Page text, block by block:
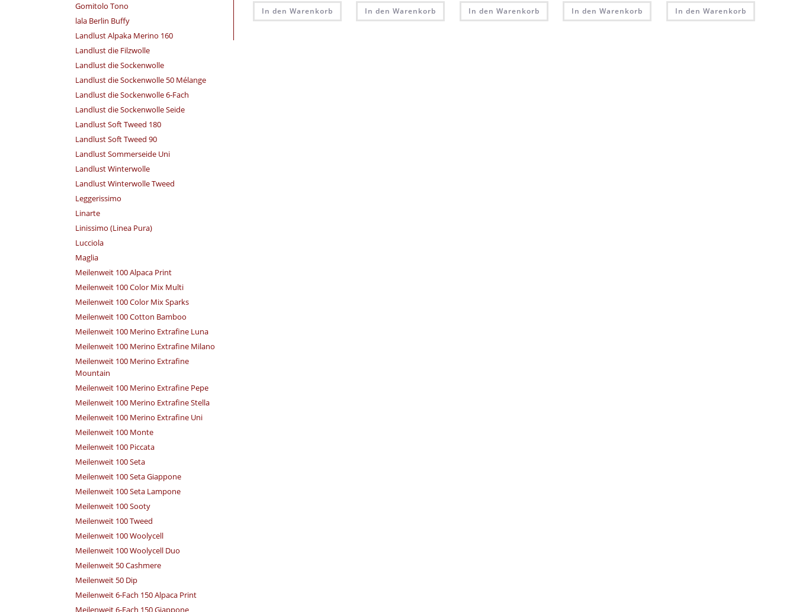
In den Warenkorb
In den Warenkorb
In den Warenkorb
In den Warenkorb
In den Warenkorb
Gomitolo Tono
lala Berlin Buffy
Landlust Alpaka Merino 160
Landlust die Filzwolle
Landlust die Sockenwolle
Landlust die Sockenwolle 50 Mélange
Landlust die Sockenwolle 6-Fach
Landlust die Sockenwolle Seide
Landlust Soft Tweed 180
Landlust Soft Tweed 90
Landlust Sommerseide Uni
Landlust Winterwolle
Landlust Winterwolle Tweed
Leggerissimo
Linarte
Linissimo (Linea Pura)
Lucciola
Maglia
Meilenweit 100 Alpaca Print
Meilenweit 100 Color Mix Multi
Meilenweit 100 Color Mix Sparks
Meilenweit 100 Cotton Bamboo
Meilenweit 100 Merino Extrafine Luna
Meilenweit 100 Merino Extrafine Milano
Meilenweit 100 Merino Extrafine
Mountain
Meilenweit 100 Merino Extrafine Pepe
Meilenweit 100 Merino Extrafine Stella
Meilenweit 100 Merino Extrafine Uni
Meilenweit 100 Monte
Meilenweit 100 Piccata
Meilenweit 100 Seta
Meilenweit 100 Seta Giappone
Meilenweit 100 Seta Lampone
Meilenweit 100 Sooty
Meilenweit 100 Tweed
Meilenweit 100 Woolycell
Meilenweit 100 Woolycell Duo
Meilenweit 50 Cashmere
Meilenweit 50 Dip
Meilenweit 6-Fach 150 Alpaca Print
Meilenweit 6-Fach 150 Giappone